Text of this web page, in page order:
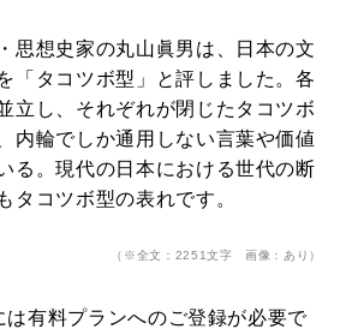
思想史家の丸山眞男は、日本の文
「タコツボ型」と評しました。各
立し、それぞれが閉じたタコツボ
内輪でしか通用しない言葉や価値
る。現代の日本における世代の断
タコツボ型の表れです。
（※全文：2251文字 画像：あり）
は有料プランへのご登録が必要で